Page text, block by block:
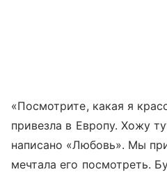
«Посмотрите, какая я
привезла в Европу. Хожу
написано «Любовь». Мы
мечтала его посмотреть.